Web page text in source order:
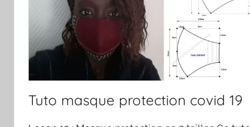
Tuto masque protection covid 19